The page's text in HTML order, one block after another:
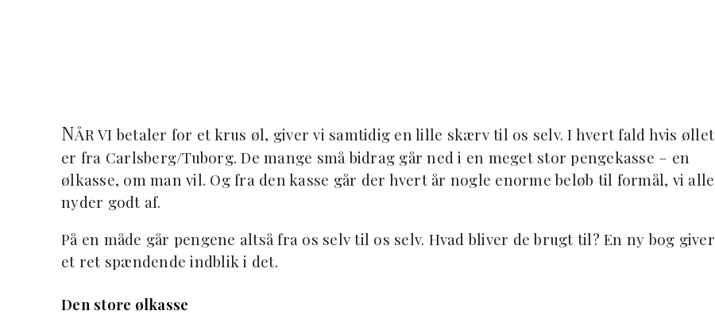
NÅR VI betaler for et krus øl, giver vi samtidig en lille skærv til os selv. I hvert fald hvis øllet
er fra Carlsberg/Tuborg. De mange små bidrag går ned i en meget stor pengekasse – en
ølkasse, om man vil. Og fra den kasse går der hvert år nogle enorme beløb til formål, vi alle
nyder godt af.
På en måde går pengene altså fra os selv til os selv. Hvad bliver de brugt til? En ny bog giver
et ret spændende indblik i det.
Den store ølkasse